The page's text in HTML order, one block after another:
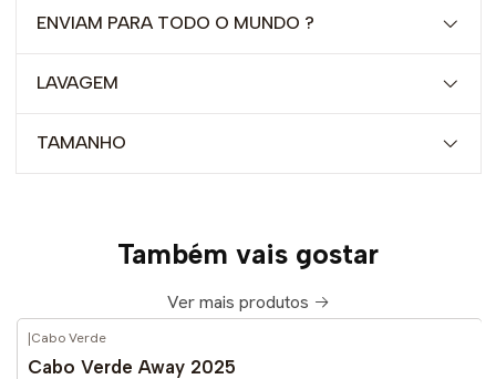
ENVIAM PARA TODO O MUNDO ?
LAVAGEM
TAMANHO
Também vais gostar
Ver mais produtos
-62% DESCONTO
|Cabo Verde
Cabo Verde Away 2025